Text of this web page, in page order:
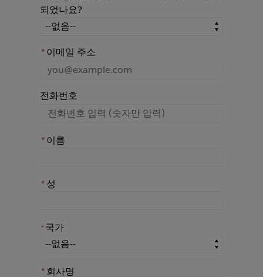
되었나요?
어떤 경로를 통해 Rochester에 대해 아시게 되었나요?
*이메일 주소
전화번호
*이름
*성
* 국가
국가
*회사명